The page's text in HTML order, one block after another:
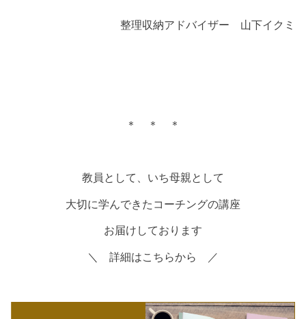
整理収納アドバイザー 山下イクミ
＊ ＊ ＊
教員として、いち母親として
大切に学んできたコーチングの講座
お届けしております
＼ 詳細はこちらから ／